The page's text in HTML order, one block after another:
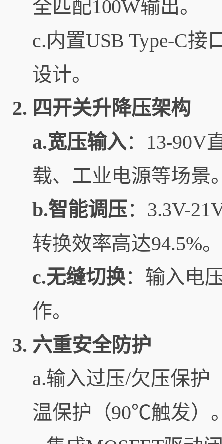
全匹配100W输出。
c.内置USB Type-C接
设计。
2. 四开关升降压架构
a.宽压输入：13-90V
载、工业电源等场景
b.智能调压：3.3V-
转换效率高达94.5%。
c.无缝切换：输入电
作。
3. 六重安全防护
a.输入过压/欠压保护
温保护（90℃触发）